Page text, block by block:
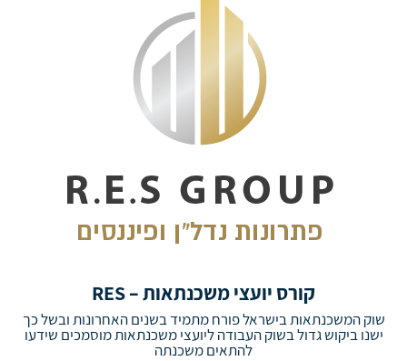
קורס יועצי משכנתאות – RES
שוק המשכנתאות בישראל פורח מתמיד בשנים האחרונות ובשל כך
ישנו ביקוש גדול בשוק העבודה ליועצי משכנתאות מוסמכים שידעו
להתאים משכנתה